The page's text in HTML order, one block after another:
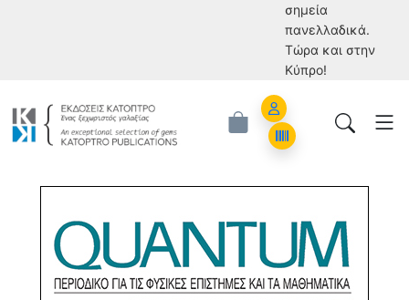
σημεία
πανελλαδικά.
Tώρα και στην
Κύπρο!
Account
Orders